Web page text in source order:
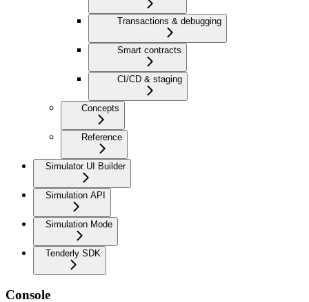
Transactions & debugging
Smart contracts
CI/CD & staging
Concepts
Reference
Simulator UI Builder
Simulation API
Simulation Mode
Tenderly SDK
Console